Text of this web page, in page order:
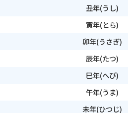
丑年(うし)
寅年(とら)
卯年(うさぎ)
辰年(たつ)
巳年(へび)
午年(うま)
未年(ひつじ)